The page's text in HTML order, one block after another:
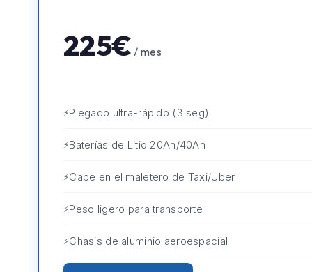
225€ / mes
Plegado ultra-rápido (3 seg)
Baterías de Litio 20Ah/40Ah
Cabe en el maletero de Taxi/Uber
Peso ligero para transporte
Chasis de aluminio aeroespacial